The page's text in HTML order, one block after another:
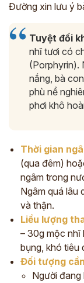
Đường xin lưu ý
Tuyệt đối
nhĩ tươi có
(Porphyrin).
nắng, bà
phù nề
phơi khô
Thời gian
(qua đêm)
ngâm trong
Ngâm quá lâu
và thận.
Liều lượng
– 30g mộc nhĩ
bụng, khó tiêu
Đối tượng
Người